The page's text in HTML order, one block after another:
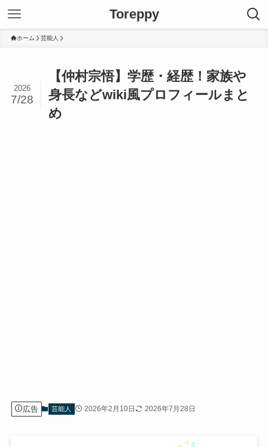
Toreppy
ホーム 芸能人
【仲村宗悟】学歴・経歴！家族や
身長などwiki風プロフィールまと
め
2026
7/28
広告 芸能人 2026年2月10日 2026年7月28日